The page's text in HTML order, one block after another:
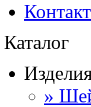
Каталог
»